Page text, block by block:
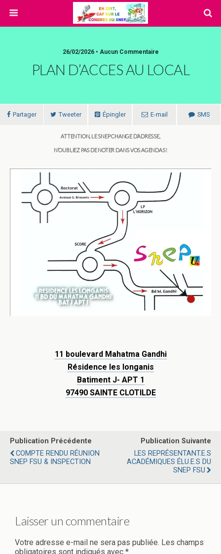
26/02/2026 • Aucun Commentaire
PLAN D’ACCES AU LOCAL
Partager Tweeter Épingler E-mail SMS
ATTENTION, LE SNEP CHANGE D’ADRESSE,
N’OUBLIEZ PAS DE NOTER DANS VOS AGENDAS !
11 boulevard Mahatma Gandhi
Résidence les longanis
Batiment J- APT 1
97490 SAINTE CLOTILDE
Publication Précédente
COMPTE RENDU RÉUNION
SNEP FSU & INSPECTION
Publication Suivante
LES REPRÉSENTANT.E.S
ACADÉMIQUES ÉLU.E.S DU
SNEP FSU
Laisser un commentaire
Votre adresse e-mail ne sera pas publiée. Les champs
obligatoires sont indiqués avec *